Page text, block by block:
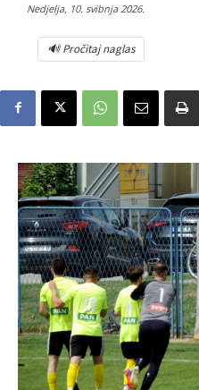
Nedjelja, 10. svibnja 2026.
🔊 Pročitaj naglas